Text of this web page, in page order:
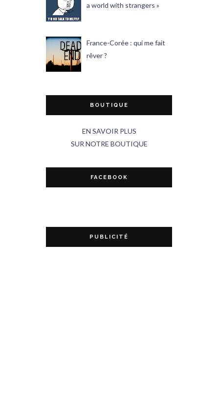
a world with strangers »
France-Corée : qui me fait
rêver ?
BOUTIQUE
EN SAVOIR PLUS
SUR NOTRE BOUTIQUE
FACEBOOK
PUBLICITÉ